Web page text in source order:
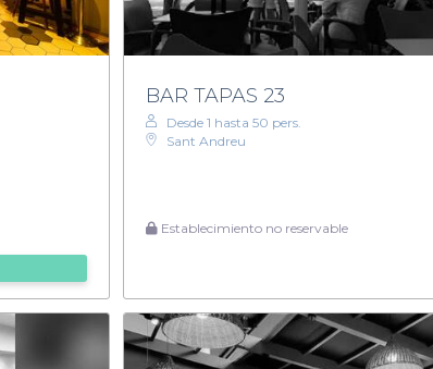
BAR TAPAS 23
Desde 1 hasta 50 pers.
Sant Andreu
Establecimiento no reservable